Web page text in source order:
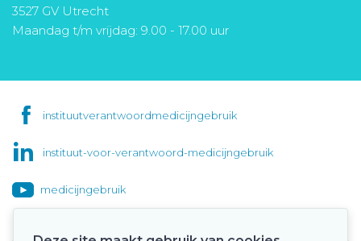
3527 GV Utrecht
Maandag t/m vrijdag: 9.00 - 17.00 uur
instituutverantwoordmedicijngebruik
instituut-voor-verantwoord-medicijngebruik
medicijngebruik